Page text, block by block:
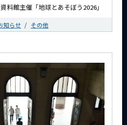
料館主催「地球とあそぼう2026」
知らせ その他